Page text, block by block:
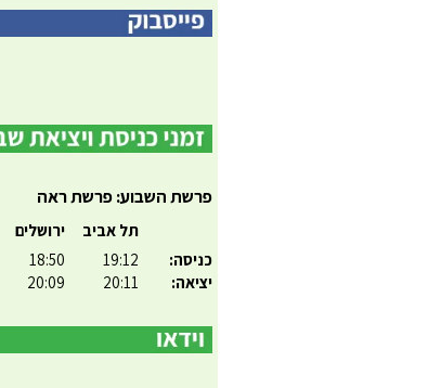
פרשת השבוע: פרשת ראה
כניסה:
יציאה:
תל אביב
19:12
20:11
ירושלים
18:50
20:09